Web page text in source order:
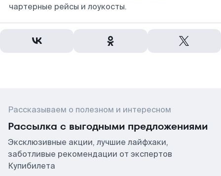
чартерные рейсы и лоукосты.
Рассказываем о полезном и интересном
Рассылка с выгодными предложениями
Эксклюзивные акции, лучшие лайфхаки,
заботливые рекомендации от экспертов
Купибилета